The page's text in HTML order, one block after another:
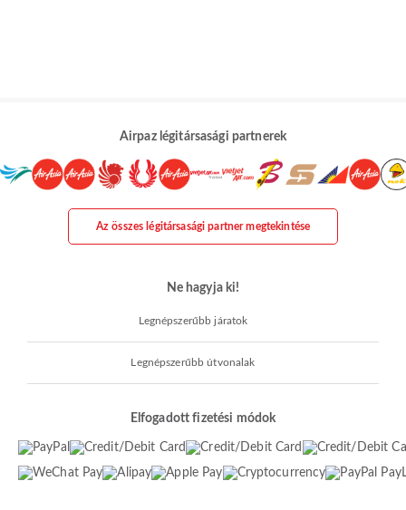
Airpaz légitársasági partnerek
Az összes légitársasági partner megtekintése
Ne hagyja ki!
Legnépszerűbb járatok
Legnépszerűbb útvonalak
Elfogadott fizetési módok